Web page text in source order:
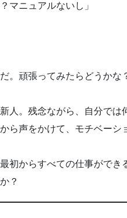
マニュアルないし」
。頑張ってみたらどうかな
人。残念ながら、自分では
ら声をかけて、モチベーシ
初からすべての仕事ができ
？